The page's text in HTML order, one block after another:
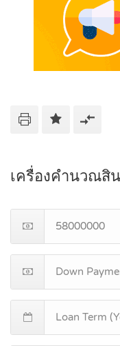
เครื่องคำนวณสิ